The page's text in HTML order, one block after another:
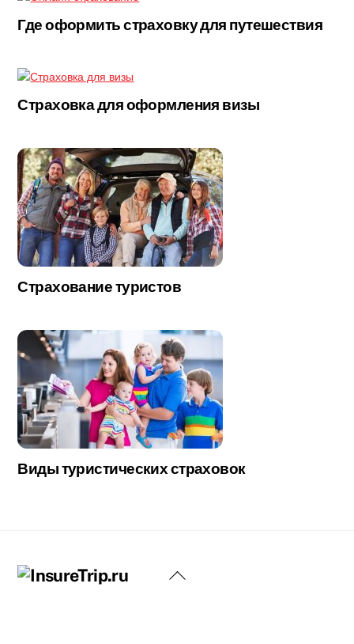
Где оформить страховку для путешествия
Страховка для оформления визы
Страхование туристов
Виды туристических страховок
Back